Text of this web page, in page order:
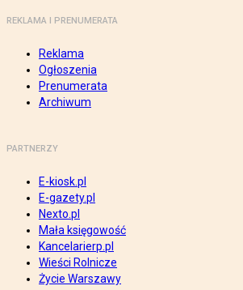
REKLAMA I PRENUMERATA
Reklama
Ogłoszenia
Prenumerata
Archiwum
PARTNERZY
E-kiosk.pl
E-gazety.pl
Nexto.pl
Mała księgowość
Kancelarierp.pl
Wieści Rolnicze
Życie Warszawy